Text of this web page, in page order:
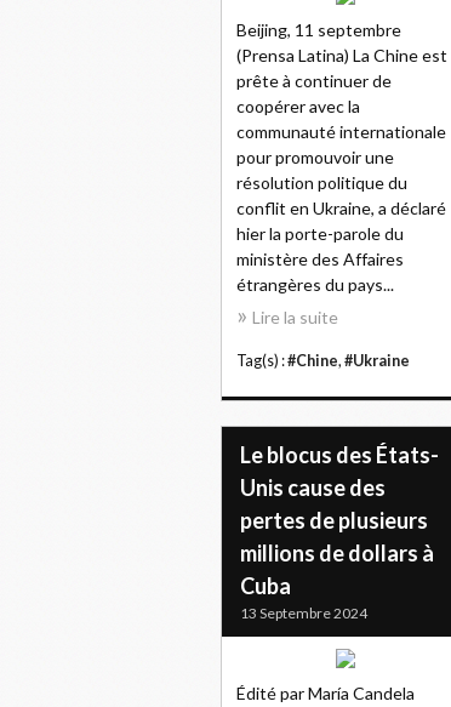
Beijing, 11 septembre
(Prensa Latina) La Chine est
prête à continuer de
coopérer avec la
communauté internationale
pour promouvoir une
résolution politique du
conflit en Ukraine, a déclaré
hier la porte-parole du
ministère des Affaires
étrangères du pays...
Lire la suite
Tag(s) :#Chine, #Ukraine
Le blocus des États-
Unis cause des
pertes de plusieurs
millions de dollars à
Cuba
13 Septembre 2024
Édité par María Candela